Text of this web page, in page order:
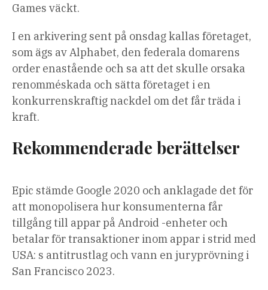
Games väckt.
I en arkivering sent på onsdag kallas företaget,
som ägs av Alphabet, den federala domarens
order enastående och sa att det skulle orsaka
renomméskada och sätta företaget i en
konkurrenskraftig nackdel om det får träda i
kraft.
Rekommenderade berättelser
över
4
artiklar
slut
Epic stämde Google 2020 och anklagade det för
att monopolisera hur konsumenterna får
tillgång till appar på Android -enheter och
betalar för transaktioner inom appar i strid med
USA: s antitrustlag och vann en juryprövning i
San Francisco 2023.